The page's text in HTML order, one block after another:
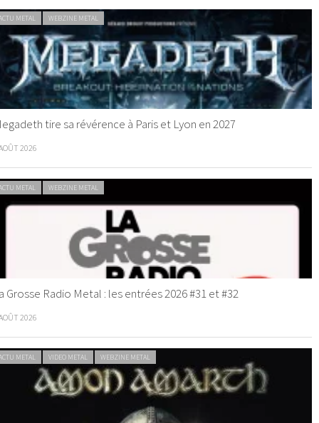
METAL WEBZINE METAL
tire sa révérence à Paris et Lyon en 2027
2026
METAL WEBZINE METAL
Grosse Radio Metal : les entrées 2026 #31 et #32
2026
METAL VIDEO METAL WEBZINE METAL